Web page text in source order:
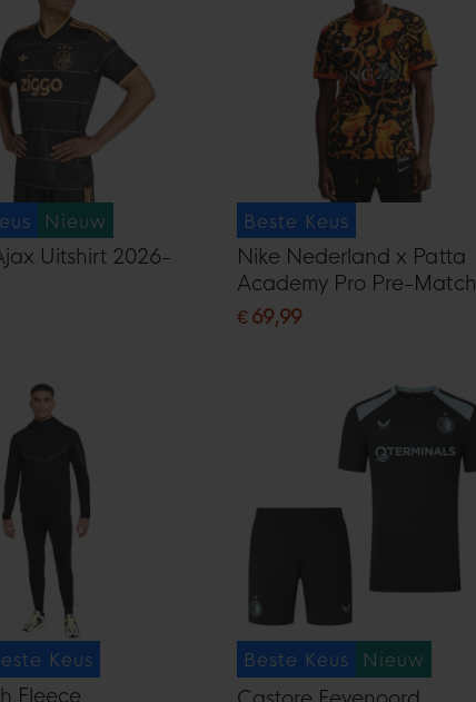
Nieuw
Uitshirt 2026-
Beste Keus
Nike Nederland x Patta
Academy Pro Pre-Match
Trainingsshirt 2026-2028
€ 69,99
Keus
Fleece
Beste Keus Nieuw